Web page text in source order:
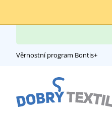
Věrnostní program Bontis+